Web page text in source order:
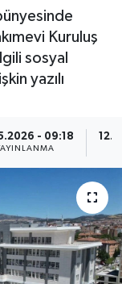
Kuruluş
sosyal
yazılı
- 09:18